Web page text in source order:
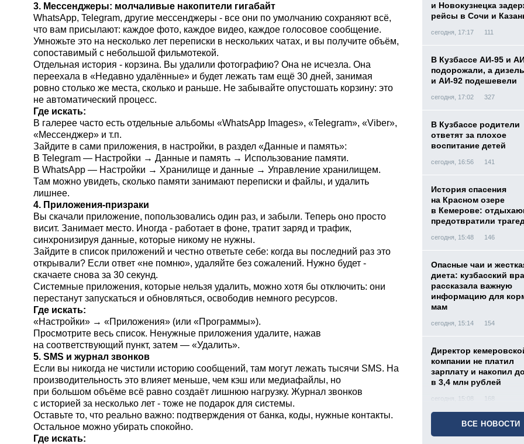
3. Мессенджеры: молчаливые накопители гигабайт
WhatsApp, Telegram, другие мессенджеры - все они по умолчанию сохраняют всё,
что вам присылают: каждое фото, каждое видео, каждое голосовое сообщение.
Умножьте это на несколько лет переписки в нескольких чатах, и вы получите объём,
сопоставимый с небольшой фильмотекой.
Отдельная история - корзина. Вы удалили фотографию? Она не исчезла. Она
переехала в «Недавно удалённые» и будет лежать там ещё 30 дней, занимая
ровно столько же места, сколько и раньше. Не забывайте опустошать корзину: это
не автоматический процесс.
Где искать:
В галерее часто есть отдельные альбомы «WhatsApp Images», «Telegram», «Viber»,
«Мессенджер» и т.п.
Зайдите в сами приложения, в настройки, в раздел «Данные и память»:
В Telegram — Настройки → Данные и память → Использование памяти.
В WhatsApp — Настройки → Хранилище и данные → Управление хранилищем.
Там можно увидеть, сколько памяти занимают переписки и файлы, и удалить
лишнее.
4. Приложения-призраки
Вы скачали приложение, попользовались один раз, и забыли. Теперь оно просто
висит. Занимает место. Иногда - работает в фоне, тратит заряд и трафик,
синхронизируя данные, которые никому не нужны.
Зайдите в список приложений и честно ответьте себе: когда вы последний раз это
открывали? Если ответ «не помню», удаляйте без сожалений. Нужно будет -
скачаете снова за 30 секунд.
Системные приложения, которые нельзя удалить, можно хотя бы отключить: они
перестанут запускаться и обновляться, освободив немного ресурсов.
Где искать:
«Настройки» → «Приложения» (или «Программы»).
Просмотрите весь список. Ненужные приложения удалите, нажав
на соответствующий пункт, затем — «Удалить».
5. SMS и журнал звонков
Если вы никогда не чистили историю сообщений, там могут лежать тысячи SMS. На
производительность это влияет меньше, чем кэш или медиафайлы, но
при большом объёме всё равно создаёт лишнюю нагрузку. Журнал звонков
с историей за несколько лет - тоже не подарок для системы.
Оставьте то, что реально важно: подтверждения от банка, коды, нужные контакты.
Остальное можно убирать спокойно.
Где искать:
и Новокузнецка
рейсы в Сочи и
сегодня, 17:17 111
В Кузбассе АИ-95 и
подорожали, а дизель
и АИ-92 подешевели
сегодня, 17:02 327
В Кузбассе родители
ответят за плохое
воспитание детей
сегодня, 16:56 141
История спасения
на Красном озере
в Кемерове:
предотвратили
сегодня, 15:48 146
Опасные чаи и
диета: кузбасский
рассказала важную
информацию для
мам
сегодня, 15:14 154
Директор
компании не платил
зарплату и накопил
в 3,4 млн рублей
сегодня, 15:08 168
ВСЕ НОВОСТИ